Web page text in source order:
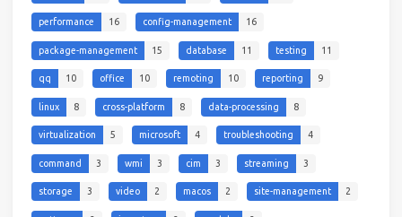
performance 16 config-management 16
package-management 15 database 11 testing 11
qq 10 office 10 remoting 10 reporting 9
linux 8 cross-platform 8 data-processing 8
virtualization 5 microsoft 4 troubleshooting 4
command 3 wmi 3 cim 3 streaming 3
storage 3 video 2 macos 2 site-management 2